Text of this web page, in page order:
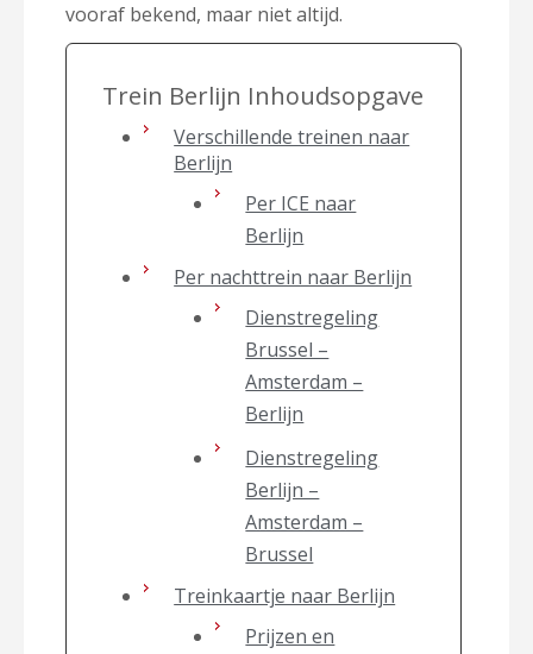
vooraf bekend, maar niet altijd.
Trein Berlijn Inhoudsopgave
Verschillende treinen naar
Berlijn
Per ICE naar
Berlijn
Per nachttrein naar Berlijn
Dienstregeling
Brussel –
Amsterdam –
Berlijn
Dienstregeling
Berlijn –
Amsterdam –
Brussel
Treinkaartje naar Berlijn
Prijzen en